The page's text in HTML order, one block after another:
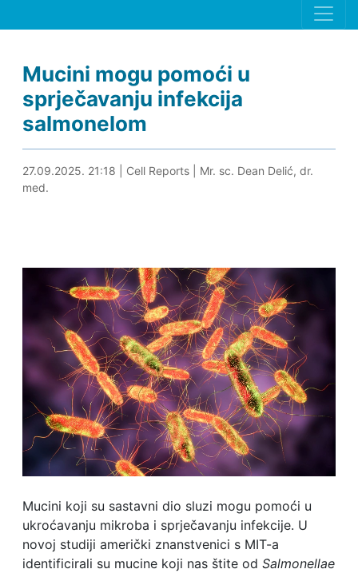
Mucini mogu pomoći u
sprječavanju infekcija
salmonelom
27.09.2025. 21:37
27.09.2025. 21:18 Cell Reports| Mr. sc. Dean Delić, dr.
med.
Mucini koji su sastavni dio sluzi mogu pomoći u
ukroćavanju mikroba i sprječavanju infekcije. U
novoj studiji američki znanstvenici s MIT-a
identificirali su mucine koji nas štite od Salmonellae